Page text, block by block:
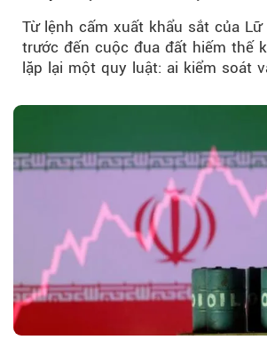
Từ lệnh cấm xuất khẩu sắt của Lữ
trước đến cuộc đua đất hiếm thế
lặp lại một quy luật: ai kiểm soát